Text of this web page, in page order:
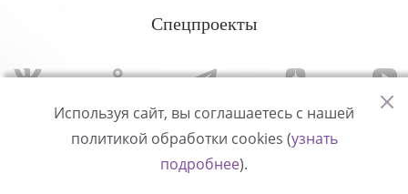
Спецпроекты
Политика конфиденциальности
Используя сайт, вы соглашаетесь с нашей
политикой обработки cookies (узнать
подробнее).